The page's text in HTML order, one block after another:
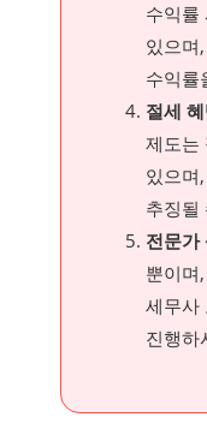
수익률
있으며
수익률
절세
제도는
있으며
추징될
전문가
뿐이며
세무사
진행하